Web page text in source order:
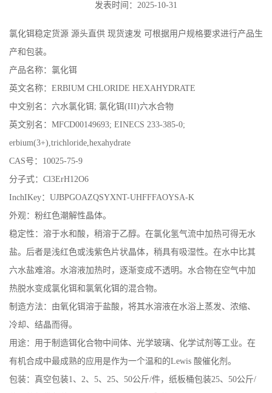
发表时间：2025-10-31
氯化铒稳定货源 源头直供 现货速发 可根据用户规格要求进行产品生
产和包装。
产品名称：氯化铒
英文名称：ERBIUM CHLORIDE HEXAHYDRATE
中文别名：六水氯化铒; 氯化铒(III)六水合物
英文别名：MFCD00149693; EINECS 233-385-0;
erbium(3+),trichloride,hexahydrate
CAS号：10025-75-9
分子式：Cl3ErH12O6
InchIKey：UJBPGOAZQSYXNT-UHFFFAOYSA-K
外观：粉红色潮解性晶体。
稳定性：溶于水和酸，稍溶于乙醇。在氯化氢气流中加热可得无水
盐。后者是浅红色或浅紫色片状晶体，稍具有吸湿性。在水中比其
六水盐难溶。水溶液加热时，逐渐变成不透明。水合物在空气中加
热脱水变成氯化铒和氯氧化铒的混合物。
制造方法：由氧化铒溶于盐酸，将其水溶液在水浴上蒸发、浓缩、
冷却、结晶而得。
用途：用于制造铒化合物中间体、光学玻璃、化学试剂等工业。在
有机合成中最成熟的应用是作为一个温和的Lewis 酸催化剂。
包装：真空包装1、2、5、25、50公斤/件，纸板桶包装25、50公斤/